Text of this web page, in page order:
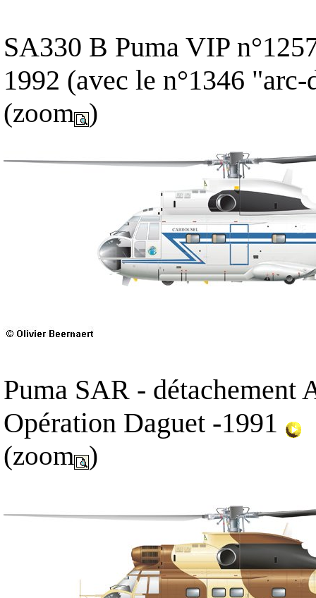
SA330 B Puma VIP
1992 (avec le n°1346
(zoom )
Puma SAR - détachement
Opération Daguet -1991
(zoom )